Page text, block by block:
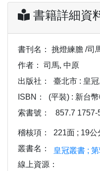
書籍詳細資
書刊名：
挑燈練膽 /司
作者：
司馬, 中原
出版社：
臺北市 : 皇
ISBN：
(平裝) : 新台
索書號：
857.7 1757-
稽核項：
221面 ; 19公
叢書名：
皇冠叢書 ;
線上資源：